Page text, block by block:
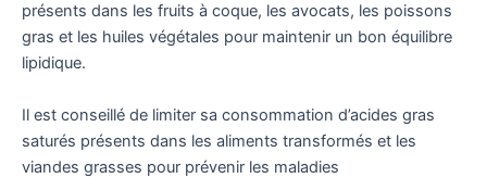
présents dans les fruits à coque, les avocats, les poissons
gras et les huiles végétales pour maintenir un bon équilibre
lipidique.
Il est conseillé de limiter sa consommation d’acides gras
saturés présents dans les aliments transformés et les
viandes grasses pour prévenir les maladies